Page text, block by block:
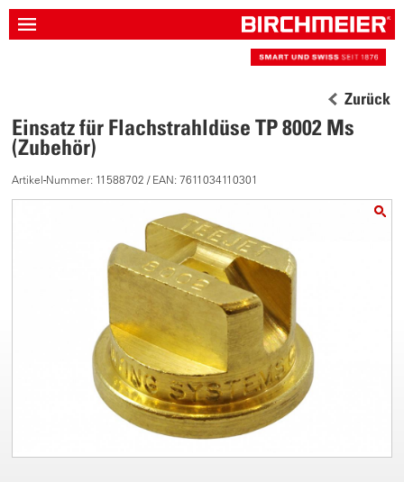
Zurück
Einsatz für Flachstrahldüse TP 8002 Ms
(Zubehör)
Artikel-Nummer: 11588702 / EAN: 7611034110301